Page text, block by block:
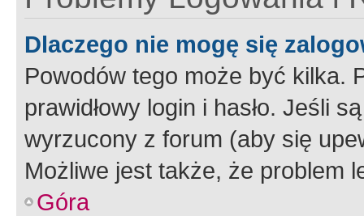
Dlaczego nie mogę się
Powodów tego może być kilka.
prawidłowy login i hasło. Jeśli
wyrzucony z forum (aby się
Możliwe jest także, że problem
Góra